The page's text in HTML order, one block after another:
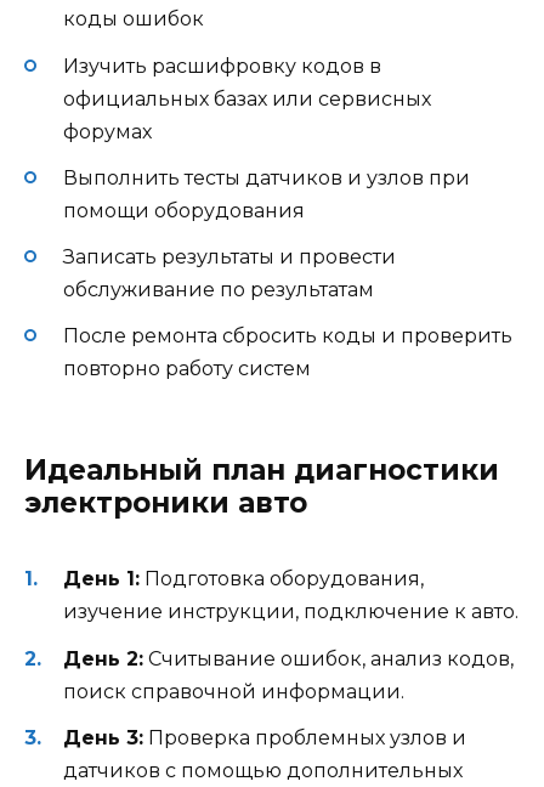
коды ошибок
Изучить расшифровку кодов в
официальных базах или сервисных
форумах
Выполнить тесты датчиков и узлов при
помощи оборудования
Записать результаты и провести
обслуживание по результатам
После ремонта сбросить коды и проверить
повторно работу систем
Идеальный план диагностики
электроники авто
День 1: Подготовка оборудования,
изучение инструкции, подключение к авто.
День 2: Считывание ошибок, анализ кодов,
поиск справочной информации.
День 3: Проверка проблемных узлов и
датчиков с помощью дополнительных